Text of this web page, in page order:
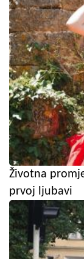
Životna
prvoj ljubavi